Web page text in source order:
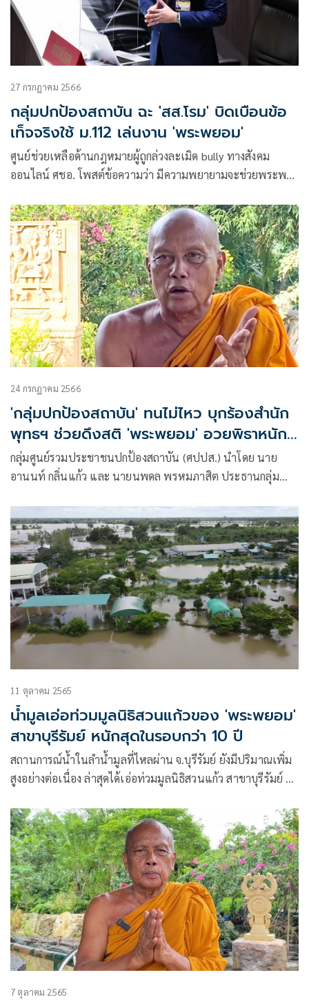
27 กรกฎาคม 2566
กลุ่มปกป้องสถาบัน ฉะ 'สส.โรม' บิดเบือนข้อ
เท็จจริงใช้ ม.112 เล่นงาน 'พระพยอม'
ศูนย์ช่วยเหลือด้านกฎหมายผู้ถูกล่วงละเมิด bully ทางสังคม
ออนไลน์ ศชอ. โพสต์ข้อความว่า มีความพยายามจะช่วยพระพ
ยอมด้วย 112
24 กรกฎาคม 2566
'กลุ่มปกป้องสถาบัน' ทนไม่ไหว บุกร้องสำนัก
พุทธฯ ช่วยดึงสติ 'พระพยอม' อวยพิธาหนัก
มาก
กลุ่มศูนย์รวมประชาชนปกป้องสถาบัน (ศปปส.) นำโดย นาย
อานนท์ กลิ่นแก้ว และ นายนพดล พรหมภาสิต ประธานกลุ่ม
ออนไลน์ หรือ ศชอ. พร้อมคณะ เดินทางมายังสำนักงานพระพุทธ
ศาสนาแห่งชาติ เพื่อดำเนินการเรียกร้องให้ทางสำนักพุทธฯ
11 ตุลาคม 2565
น้ำมูลเอ่อท่วมมูลนิธิสวนแก้วของ 'พระพยอม'
สาขาบุรีรัมย์ หนักสุดในรอบกว่า 10 ปี
สถานการณ์น้ำในลำน้ำมูลที่ไหลผ่าน จ.บุรีรัมย์ ยังมีปริมาณเพิ่ม
สูงอย่างต่อเนื่อง ล่าสุดได้เอ่อท่วมมูลนิธิสวนแก้ว สาขาบุรีรัมย์ ตั้ง
พระพยอม กัลยาโณ เจ้าอาวาสวัดสวนแก้ว
7 ตุลาคม 2565